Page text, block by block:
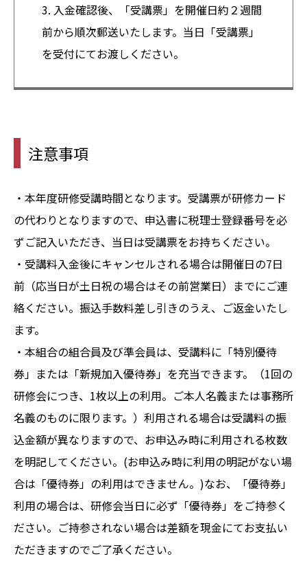
3. 入金確認後、「受講票」を開催日約２週間
前から順次郵送いたします。当日「受講票」
を受付にてお渡しください。
注意事項
・本年度研修受講時間となります。受講票が研修カード
の代わりとなりますので、申込書に税理士登録番号を必
ずご記入いただき、当日は受講票をお持ちください。
・受講料入金後にキャンセルされる場合は開催日の7日
前（応当日が土日祝の場合はその前営業日）までにご連
絡ください。振込手数料差し引きのうえ、ご返金いたし
ます。
・本組合の組合員及び準会員は、受講料に「特別優待
券」または「新規加入優待券」を充当できます。（1回の
研修会につき、1枚以上の利用。ご本人名義または事務所
名義のものに限ります。）利用される場合は受講料の振
込金額が異なりますので、お申込み時に利用される枚数
を明記してください。(お申込み時に利用の明記がない場
合は「優待券」の利用はできません。)なお、「優待券」
利用の場合は、研修会当日に必ず「優待券」をご持参く
ださい。ご持参されない場合は差額を現金にてお支払い
ただきますのでご了承ください。